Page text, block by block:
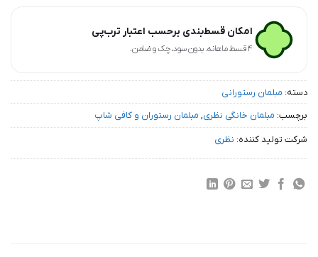
امکان قسط‌بندی برحسب اعتبار ترب‌پی
۴ قسط ماهانه. بدون سود، چک و ضامن.
دسته: مبلمان رستورانی
برچسب: مبلمان خانگی نظری, مبلمان رستوران و کافی شاپ
شرکت تولید کننده: نظری